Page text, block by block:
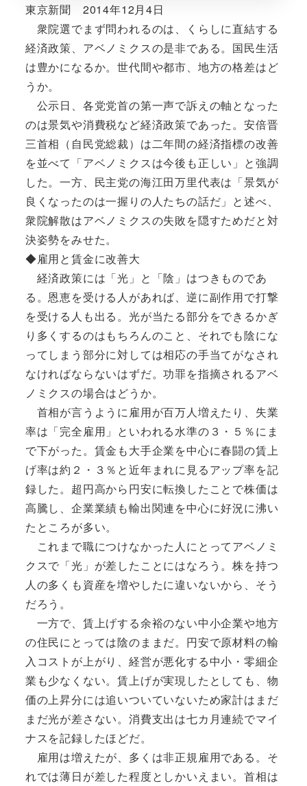
東京新聞 2014年12月4日
衆院選でまず問われるのは、くらしに直結する
経済政策、アベノミクスの是非である。国民生活
は豊かになるか。世代間や都市、地方の格差はど
うか。
公示日、各党党首の第一声で訴えの軸となった
のは景気や消費税など経済政策であった。安倍晋
三首相（自民党総裁）は二年間の経済指標の改善
を並べて「アベノミクスは今後も正しい」と強調
した。一方、民主党の海江田万里代表は「景気が
良くなったのは一握りの人たちの話だ」と述べ、
衆院解散はアベノミクスの失敗を隠すためだと対
決姿勢をみせた。
◆雇用と賃金に改善大
経済政策には「光」と「陰」はつきものであ
る。恩恵を受ける人があれば、逆に副作用で打撃
を受ける人も出る。光が当たる部分をできるかぎ
り多くするのはもちろんのこと、それでも陰にな
ってしまう部分に対しては相応の手当てがなされ
なければならないはずだ。功罪を指摘されるアベ
ノミクスの場合はどうか。
首相が言うように雇用が百万人増えたり、失業
率は「完全雇用」といわれる水準の３・５％にま
で下がった。賃金も大手企業を中心に春闘の賃上
げ率は約２・３％と近年まれに見るアップ率を記
録した。超円高から円安に転換したことで株価は
高騰し、企業業績も輸出関連を中心に好況に沸い
たところが多い。
これまで職につけなかった人にとってアベノミ
クスで「光」が差したことにはなろう。株を持つ
人の多くも資産を増やしたに違いないから、そう
だろう。
一方で、賃上げする余裕のない中小企業や地方
の住民にとっては陰のままだ。円安で原材料の輸
入コストが上がり、経営が悪化する中小・零細企
業も少なくない。賃上げが実現したとしても、物
価の上昇分には追いついていないため家計はまだ
まだ光が差さない。消費支出は七カ月連続でマイ
ナスを記録したほどだ。
雇用は増えたが、多くは非正規雇用である。そ
れでは薄日が差した程度としかいえまい。首相は